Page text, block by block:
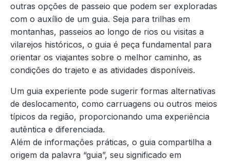
outras opções de passeio que podem ser exploradas
com o auxílio de um guia. Seja para trilhas em
montanhas, passeios ao longo de rios ou visitas a
vilarejos históricos, o guia é peça fundamental para
orientar os viajantes sobre o melhor caminho, as
condições do trajeto e as atividades disponíveis.
Um guia experiente pode sugerir formas alternativas
de deslocamento, como carruagens ou outros meios
típicos da região, proporcionando uma experiência
autêntica e diferenciada.
Além de informações práticas, o guia compartilha a
origem da palavra “guia”, seu significado em